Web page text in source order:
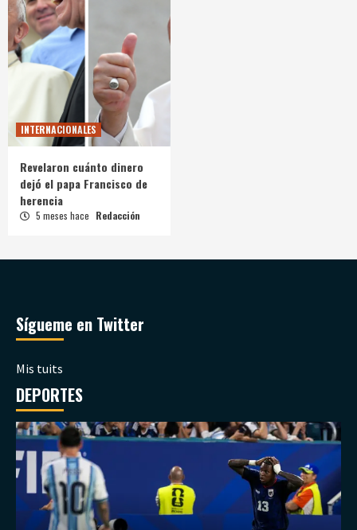
INTERNACIONALES
Revelaron cuánto dinero
dejó el papa Francisco de
herencia
5 meses hace Redacción
Sígueme en Twitter
Mis tuits
DEPORTES